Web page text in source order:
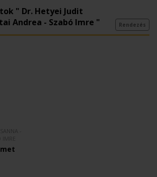
" Dr. Hetyei Judit
Andrea - Szabó Imre "
Rendezés